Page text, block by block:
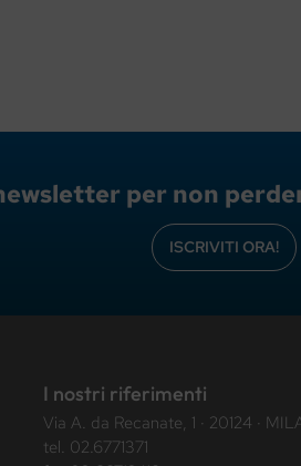
per non
ISCRIVITI ORA!
I nostri riferimenti
Via A. da Recanate, 1 · 20124 ·
tel. 02.6771371